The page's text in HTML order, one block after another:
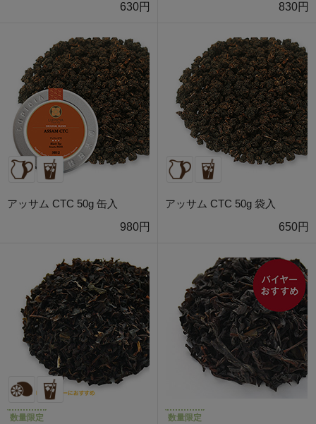
630円
830円
アッサム CTC 50g 缶入
980円
アッサム CTC 50g 袋入
650円
数量限定 数量限定